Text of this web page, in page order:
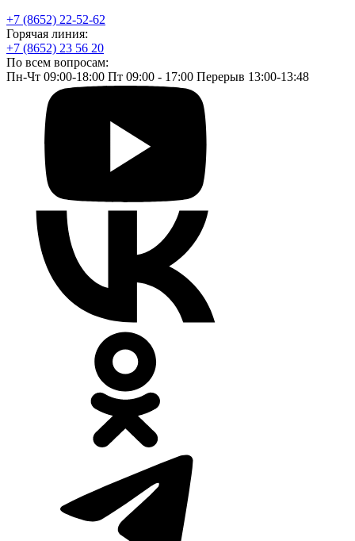
+7 (8652) 22-52-62
Горячая линия:
+7 (8652) 23 56 20
По всем вопросам:
Пн-Чт 09:00-18:00 Пт 09:00 - 17:00 Перерыв 13:00-13:48